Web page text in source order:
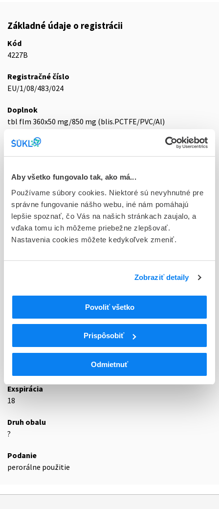
Aby všetko fungovalo tak, ako má...
Používame súbory cookies. Niektoré sú nevyhnutné pre
správne fungovanie nášho webu, iné nám pomáhajú
lepšie spoznať, čo Vás na našich stránkach zaujalo, a
vďaka tomu ich môžeme priebežne zlepšovať.
Nastavenia cookies môžete kedykoľvek zmeniť.
Zobraziť detaily
Povoliť všetko
Prispôsobiť
Odmietnuť
Základné údaje o registrácii
Kód
4227B
Registračné číslo
EU/1/08/483/024
Doplnok
tbl flm 360x50 mg/850 mg (blis.PCTFE/PVC/Al)
Stav
E - EU registrácia
Typ registračnej procedúry
Európska
Držiteľ, krajina
Novartis Europharm Limited, Írsko
Indikačná skupina
A10
ANTIDIABETIKÁ
Liečivá znižujúce hladinu glukózy v krvi s
výnimkou inzulínov
Kombinácie perorálnych antidiabetík
Exspirácia
18
Druh obalu
?
Podanie
perorálne použitie